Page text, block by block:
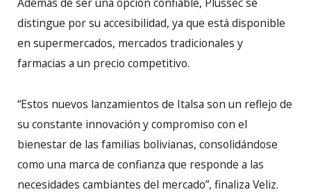
Además de ser una opción confiable, Plussec se
distingue por su accesibilidad, ya que está disponible
en supermercados, mercados tradicionales y
farmacias a un precio competitivo.
“Estos nuevos lanzamientos de Italsa son un reflejo de
su constante innovación y compromiso con el
bienestar de las familias bolivianas, consolidándose
como una marca de confianza que responde a las
necesidades cambiantes del mercado”, finaliza Veliz.